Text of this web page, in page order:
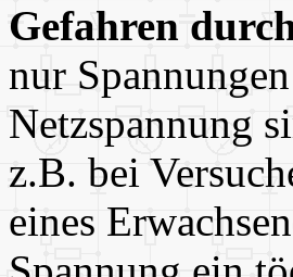
Gefahren
nur
Netzspannung
z.B. bei
eines